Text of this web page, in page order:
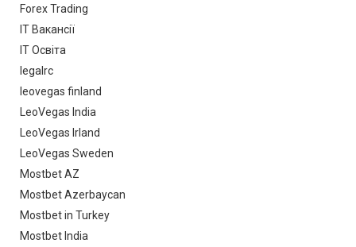
Forex Trading
IT Вакансії
IT Освіта
legalrc
leovegas finland
LeoVegas India
LeoVegas Irland
LeoVegas Sweden
Mostbet AZ
Mostbet Azerbaycan
Mostbet in Turkey
Mostbet India